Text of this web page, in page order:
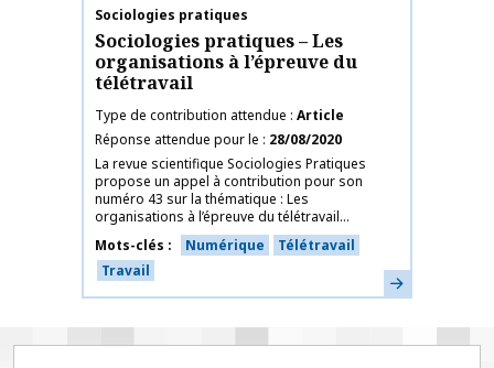
Nom de la publication
Sociologies pratiques
Sociologies pratiques – Les
organisations à l’épreuve du
télétravail
Type de contribution attendue Article
Réponse attendue pour le
28/08/2020
La revue scientifique Sociologies Pratiques
propose un appel à contribution pour son
numéro 43 sur la thématique : Les
organisations à l’épreuve du télétravail...
Mots-clés
Numérique
Télétravail
Travail
En savoir plus